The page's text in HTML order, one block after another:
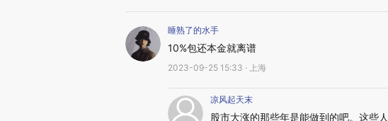
睡熟了的水手
10%包还本金就离谱
2023-09-25 15:33 · 上海
凉风起天末
股市大涨的那些年是能做到的吧。这些